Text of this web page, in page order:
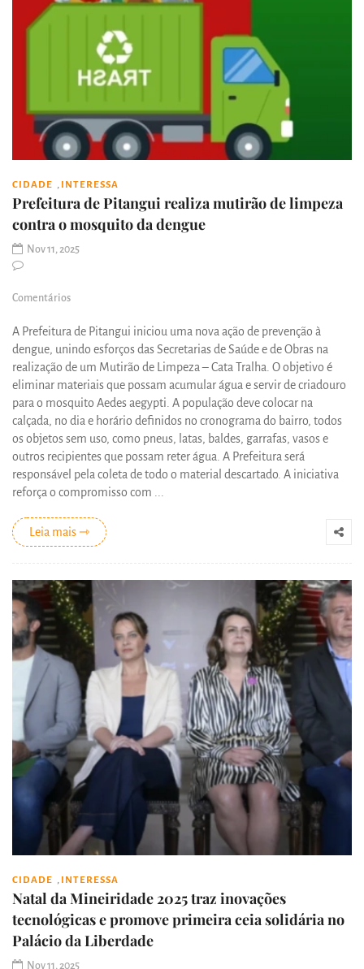
CIDADE , INTERESSA
Prefeitura de Pitangui realiza mutirão de limpeza
contra o mosquito da dengue
Nov 11, 2025
Comentários
A Prefeitura de Pitangui iniciou uma nova ação de prevenção à
dengue, unindo esforços das Secretarias de Saúde e de Obras na
realização de um Mutirão de Limpeza – Cata Tralha. O objetivo é
eliminar materiais que possam acumular água e servir de criadouro
para o mosquito Aedes aegypti. A população deve colocar na
calçada, no dia e horário definidos no cronograma do bairro, todos
os objetos sem uso, como pneus, latas, baldes, garrafas, vasos e
outros recipientes que possam reter água. A Prefeitura será
responsável pela coleta de todo o material descartado. A iniciativa
reforça o compromisso com ...
Leia mais ⇾
CIDADE , INTERESSA
Natal da Mineiridade 2025 traz inovações
tecnológicas e promove primeira ceia solidária no
Palácio da Liberdade
Nov 11, 2025